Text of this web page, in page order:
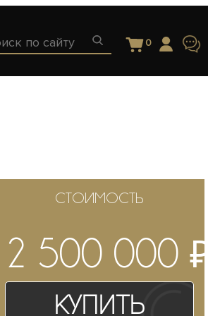
0
СТОИМОСТЬ
2 500 000 ₽
Купить